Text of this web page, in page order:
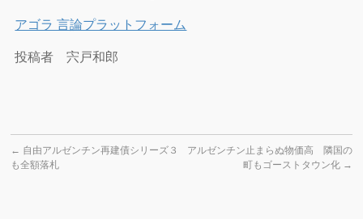
アゴラ 言論プラットフォーム
投稿者 宍戸和郎
← 自由アルゼンチン再建債シリーズ３
も全額落札
アルゼンチン止まらぬ物価高 隣国の
町もゴーストタウン化 →